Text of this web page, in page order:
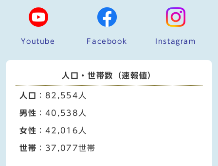
Youtube Facebook Instagram
人口・世帯数（速報値）
人口 ：82,554人
男性 ：40,538人
女性 ：42,016人
世帯 ：37,077世帯